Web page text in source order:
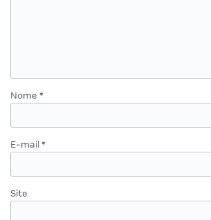
Nome *
E-mail *
Site